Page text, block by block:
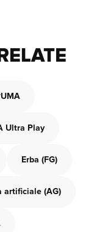
Ultra Play
Erba (FG)
artificiale (AG)